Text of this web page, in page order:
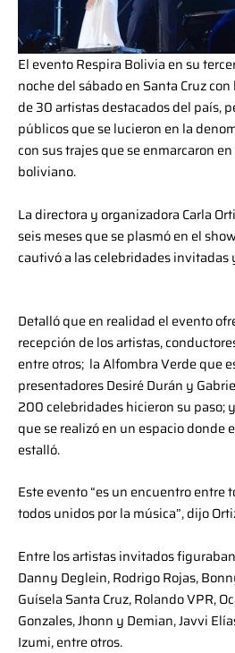
El evento Respira Bolivia en su
noche del sábado en Santa Cruz
de 30 artistas destacados del país,
públicos que se lucieron en la
con sus trajes que se enmarcaron
boliviano.
La directora y organizadora Carla
seis meses que se plasmó en el
cautivó a las celebridades
Detalló que en realidad el evento
recepción de los artistas,
entre otros; la Alfombra Verde que
presentadores Desiré Durán y
200 celebridades hicieron su paso;
que se realizó en un espacio donde
estalló.
Este evento “es un encuentro entre
todos unidos por la música”, dijo
Entre los artistas invitados
Danny Deglein, Rodrigo Rojas,
Guísela Santa Cruz, Rolando VPR,
Gonzales, Jhonn y Demian, Javvi
Izumi, entre otros.